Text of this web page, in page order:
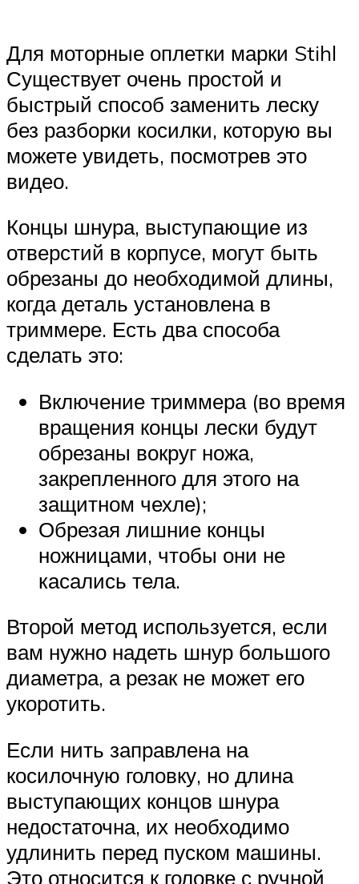
Для моторные оплетки марки Stihl
Существует очень простой и
быстрый способ заменить леску
без разборки косилки, которую вы
можете увидеть, посмотрев это
видео.
Концы шнура, выступающие из
отверстий в корпусе, могут быть
обрезаны до необходимой длины,
когда деталь установлена ​​в
триммере. Есть два способа
сделать это:
Включение триммера (во время
вращения концы лески будут
обрезаны вокруг ножа,
закрепленного для этого на
защитном чехле);
Обрезая лишние концы
ножницами, чтобы они не
касались тела.
Второй метод используется, если
вам нужно надеть шнур большого
диаметра, а резак не может его
укоротить.
Если нить заправлена ​​на
косилочную головку, но длина
выступающих концов шнура
недостаточна, их необходимо
удлинить перед пуском машины.
Это относится к головке с ручной